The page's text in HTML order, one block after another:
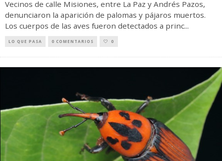
Vecinos de calle Misiones, entre La Paz y Andrés Pazos,
denunciaron la aparición de palomas y pájaros muertos.
Los cuerpos de las aves fueron detectados a princ...
LO QUE PASA 0 COMENTARIOS 0